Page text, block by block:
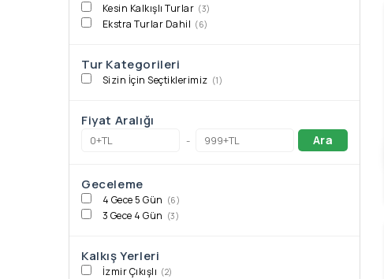
Kesin Kalkışlı Turlar (3)
Ekstra Turlar Dahil (6)
Tur Kategorileri
Sizin İçin Seçtiklerimiz (1)
Fiyat Aralığı
- Ara
Geceleme
4 Gece 5 Gün (6)
3 Gece 4 Gün (3)
Kalkış Yerleri
İzmir Çıkışlı (2)